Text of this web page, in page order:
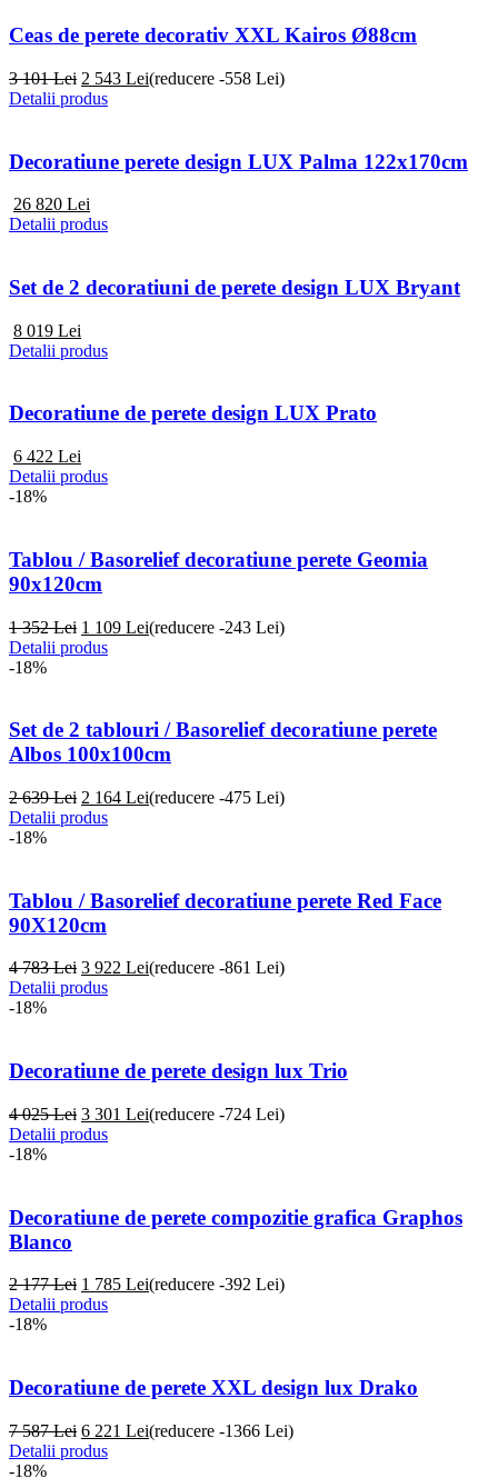
Ceas de perete decorativ XXL Kairos Ø88cm
3 101 Lei 2 543 Lei(reducere -558 Lei)
Detalii produs
Decoratiune perete design LUX Palma 122x170cm
26 820 Lei
Detalii produs
Set de 2 decoratiuni de perete design LUX Bryant
8 019 Lei
Detalii produs
Decoratiune de perete design LUX Prato
6 422 Lei
Detalii produs
-18%
Tablou / Basorelief decoratiune perete Geomia
90x120cm
1 352 Lei 1 109 Lei(reducere -243 Lei)
Detalii produs
-18%
Set de 2 tablouri / Basorelief decoratiune perete
Albos 100x100cm
2 639 Lei 2 164 Lei(reducere -475 Lei)
Detalii produs
-18%
Tablou / Basorelief decoratiune perete Red Face
90X120cm
4 783 Lei 3 922 Lei(reducere -861 Lei)
Detalii produs
-18%
Decoratiune de perete design lux Trio
4 025 Lei 3 301 Lei(reducere -724 Lei)
Detalii produs
-18%
Decoratiune de perete compozitie grafica Graphos
Blanco
2 177 Lei 1 785 Lei(reducere -392 Lei)
Detalii produs
-18%
Decoratiune de perete XXL design lux Drako
7 587 Lei 6 221 Lei(reducere -1366 Lei)
Detalii produs
-18%